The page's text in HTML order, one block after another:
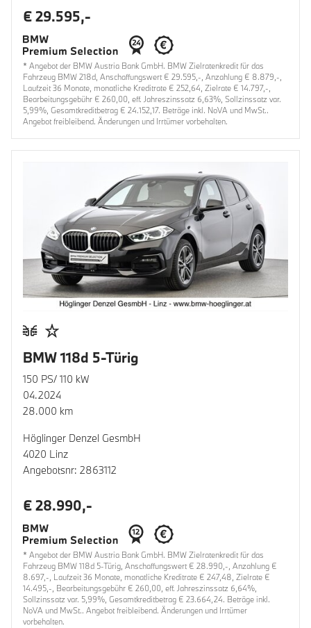
€ 29.595,-
* Angebot der BMW Austria Bank GmbH. BMW Zielratenkredit für das
Fahrzeug BMW 218d, Anschaffungswert € 29.595,-, Anzahlung € 8.879,-,
Laufzeit 36 Monate, monatliche Kreditrate € 252,64, Zielrate € 14.797,-,
Bearbeitungsgebühr € 260,00, eff. Jahreszinssatz 6,63%, Sollzinssatz var.
5,99%, Gesamtkreditbetrag € 24.152,17. Beträge inkl. NoVA und MwSt..
Angebot freibleibend. Änderungen und Irrtümer vorbehalten.
BMW 118d 5-Türig
150 PS/ 110 kW
04.2024
28.000 km
Höglinger Denzel GesmbH
4020 Linz
Angebotsnr: 2863112
€ 28.990,-
* Angebot der BMW Austria Bank GmbH. BMW Zielratenkredit für das
Fahrzeug BMW 118d 5-Türig, Anschaffungswert € 28.990,-, Anzahlung €
8.697,-, Laufzeit 36 Monate, monatliche Kreditrate € 247,48, Zielrate €
14.495,-, Bearbeitungsgebühr € 260,00, eff. Jahreszinssatz 6,64%,
Sollzinssatz var. 5,99%, Gesamtkreditbetrag € 23.664,24. Beträge inkl.
NoVA und MwSt.. Angebot freibleibend. Änderungen und Irrtümer
vorbehalten.